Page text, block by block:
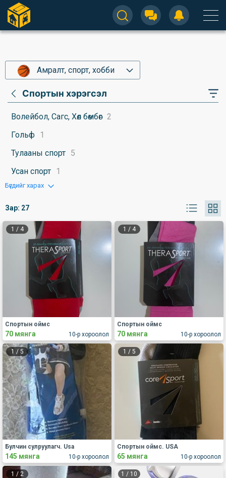
Амралт, спорт, хобби
Спортын хэрэгсэл
Волейбол, Сагс, Хөл бөмбөг 2
Гольф 1
Тулааны спорт 5
Усан спорт 1
Бүгдийг харах
Зар: 27
1 / 4
10-р хороолол
Спортын оймс
70 мянга
1 / 4
10-р хороолол
Спортын оймс
70 мянга
1 / 5
10-р хороолол
Булчин сулруулагч. Usa
145 мянга
1 / 5
10-р хороолол
Спортын оймс. USA
65 мянга
1 / 2 1 / 10